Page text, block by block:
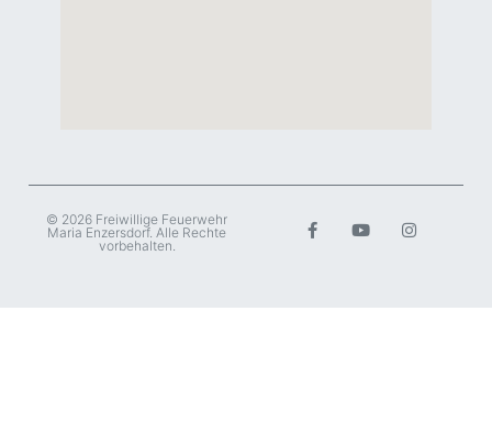
© 2026 Freiwillige Feuerwehr
Maria Enzersdorf. Alle Rechte
vorbehalten.